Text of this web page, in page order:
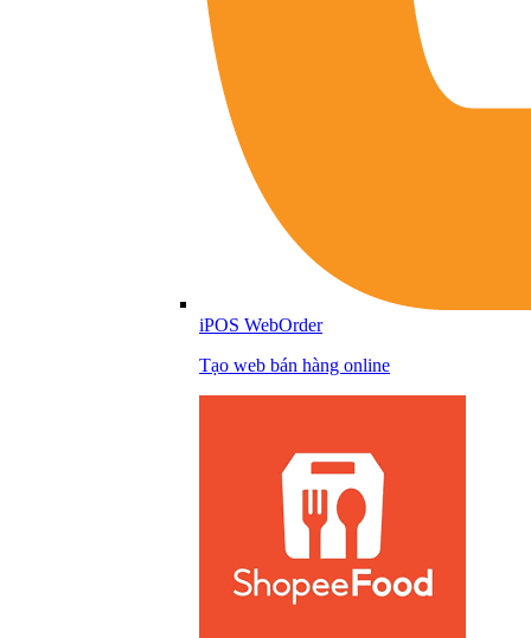
iPOS WebOrder
Tạo web bán hàng online